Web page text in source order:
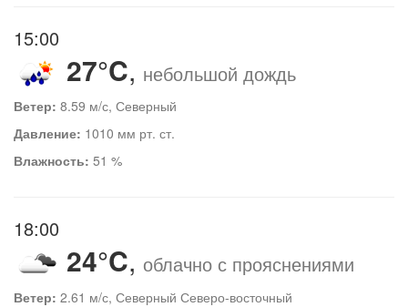
15:00
27°C, небольшой дождь
Ветер: 8.59 м/с, Северный
Давление: 1010 мм рт. ст.
Влажность: 51 %
18:00
24°C, облачно с прояснениями
Ветер: 2.61 м/с, Северный Северо-восточный